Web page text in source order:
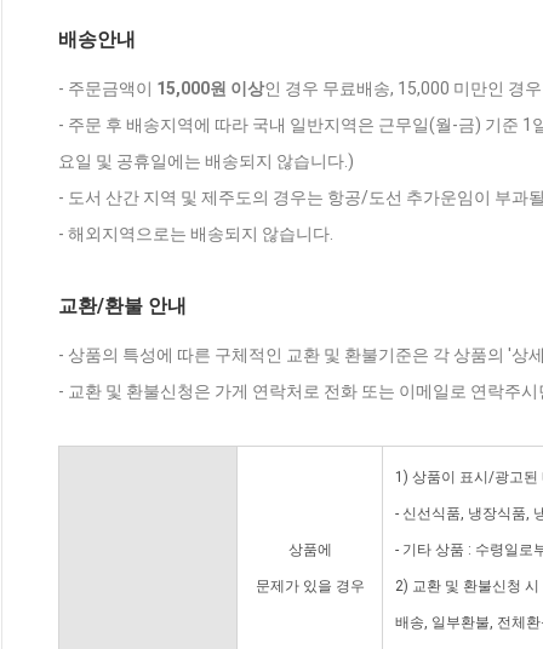
배송안내
- 주문금액이 15,000원 이상인 경우 무료배송, 15,000 미만인 경
- 주문 후 배송지역에 따라 국내 일반지역은 근무일(월-금) 기준
요일 및 공휴일에는 배송되지 않습니다.)
- 도서 산간 지역 및 제주도의 경우는 항공/도선 추가운임이 부과
- 해외지역으로는 배송되지 않습니다.
교환/환불 안내
- 상품의 특성에 따른 구체적인 교환 및 환불기준은 각 상품의 '상
- 교환 및 환불신청은 가게 연락처로 전화 또는 이메일로 연락주
상품에
문제가 있을 경우
1) 상품이 표시/광고된
- 신선식품, 냉장식품,
- 기타 상품 : 수령일로
2) 교환 및 환불신청
배송, 일부환불, 전체